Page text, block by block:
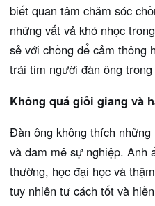
biết quan tâm chăm sóc
những vất vả khó nhọc
sẻ với chồng để cảm thông
trái tim người đàn ông
Không quá giỏi giang và
Đàn ông không thích
và đam mê sự nghiệp. Anh
thường, học đại học và
tuy nhiên tư cách tốt và